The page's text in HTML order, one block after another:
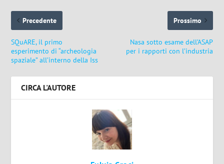
Precedente
SQuARE, il primo
esperimento di “archeologia
spaziale” all’interno della Iss
Prossimo
Nasa sotto esame dell’ASAP
per i rapporti con l’industria
CIRCA L'AUTORE